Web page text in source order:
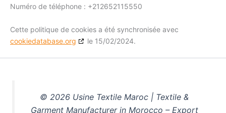
Numéro de téléphone : +212652115550
Cette politique de cookies a été synchronisée avec
cookiedatabase.org
le 15/02/2024.
© 2026 Usine Textile Maroc | Textile &
Garment Manufacturer in Morocco – Export